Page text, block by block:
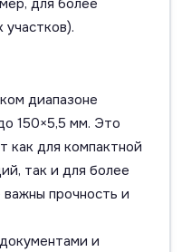
для более
диапазоне
150×5,5 мм. Это
как для компактной
так и для более
важны прочность и
и